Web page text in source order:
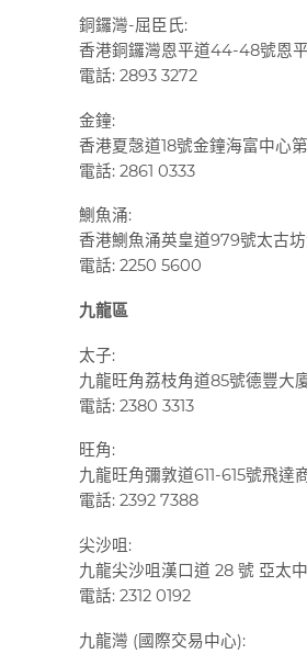
銅鑼灣-屈臣氏:
香港銅鑼灣恩平道44-48號恩
電話: 2893 3272
金鐘:
香港夏愨道18號金鐘海富中心第
電話: 2861 0333
鰂魚涌:
香港鰂魚涌英皇道979號太古
電話: 2250 5600
九龍區
太子:
九龍旺角荔枝角道85號德豐大
電話: 2380 3313
旺角:
九龍旺角彌敦道611-615號飛達
電話: 2392 7388
尖沙咀 :
九龍尖沙咀漢口道 28 號 亞太
電話: 2312 0192
九龍灣 (國際交易中心):